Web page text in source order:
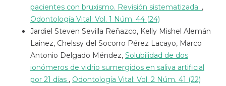
pacientes con bruxismo. Revisión sistematizada. ,
Odontología Vital: Vol. 1 Núm. 44 (24)
Jardiel Steven Sevilla Reñazco, Kelly Mishel Alemán
Lainez, Chelssy del Socorro Pérez Lacayo, Marco
Antonio Delgado Méndez, Solubilidad de dos
ionómeros de vidrio sumergidos en saliva artificial
por 21 días , Odontología Vital: Vol. 2 Núm. 41 (22)